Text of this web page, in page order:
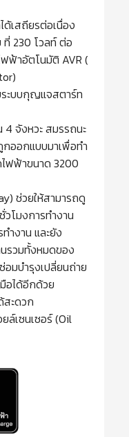
ด้เสถียรต่อเนื่อง
230 โวลท์ ต่อ
ฟ้าอัตโนมัติ AVR (
ะบบกุญแจสตาร์ท
4 จังหวะ สมรรถนะ
ออกแบบมาเพื่อทำ
ฟฟ้าขนาด 3200
ช่วยให้สามารถดู
โมงการทำงาน
ำงาน และยัง
รวมทั้งหมดของ
อมบำรุงเปลี่ยนถ่าย
มือได้อีกด้วย
สะดวก
ล์เซนเซอร์ (Oil